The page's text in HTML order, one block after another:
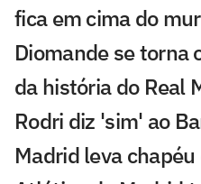
fica em cima do
Diomande se torna
da história do Real
Rodri diz 'sim' ao
Madrid leva